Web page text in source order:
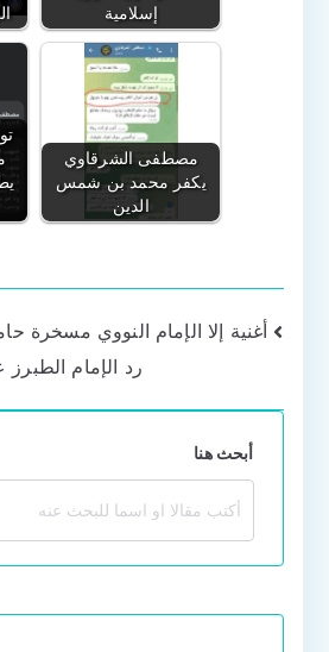
إسلامية
مصطفى الشرقاوي
يكفر محمد بن شمس
الدين
تصفّح
أغنية إلا الإمام النووي مسخرة
رد الإمام
أبحث هنا